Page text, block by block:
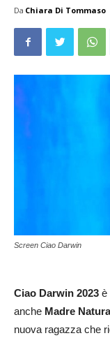
Da Chiara Di Tommaso
Screen Ciao Darwin
Ciao Darwin 2023 è
anche Madre Natura
nuova ragazza che